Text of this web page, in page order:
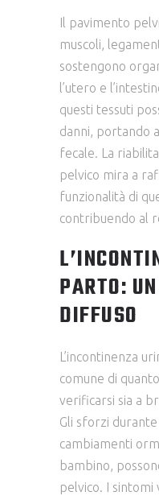
Il pavimento
muscoli,
sostengono
l’utero e
questi tessuti
danni, portando
fecale. La
pelvico mira a
funzionalità di
contribuendo al
PARTO:
DIFFUSO
L’incontinenza
comune di
verificarsi sia a
Gli sforzi
cambiamenti
bambino,
pelvico. I sintomi